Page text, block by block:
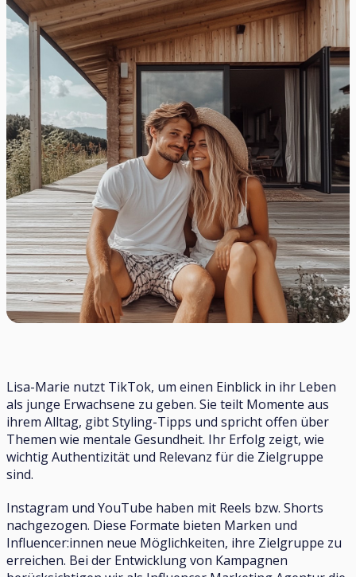
Lisa-Marie nutzt TikTok, um einen Einblick in ihr Leben
als junge Erwachsene zu geben. Sie teilt Momente aus
ihrem Alltag, gibt Styling-Tipps und spricht offen über
Themen wie mentale Gesundheit. Ihr Erfolg zeigt, wie
wichtig Authentizität und Relevanz für die Zielgruppe
sind.
Instagram und YouTube haben mit Reels bzw. Shorts
nachgezogen. Diese Formate bieten Marken und
Influencer:innen neue Möglichkeiten, ihre Zielgruppe zu
erreichen. Bei der Entwicklung von Kampagnen